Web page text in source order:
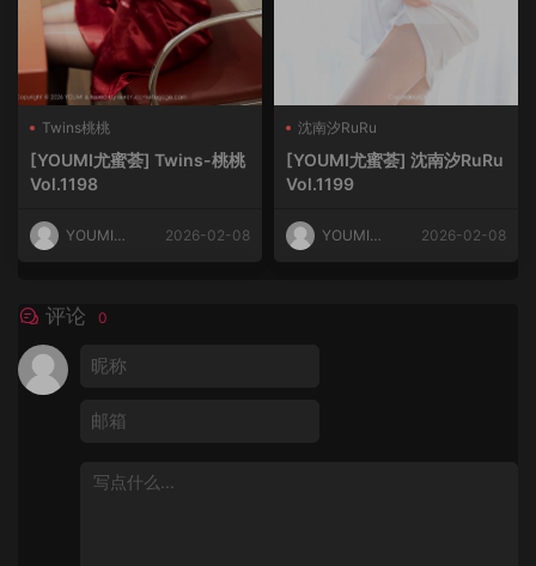
Twins桃桃
[YOUMI尤蜜荟] Twins-桃桃
Vol.1198
YOUMI尤
2026-02-08
沈南汐RuRu
[YOUMI尤蜜荟] 沈南汐RuRu
Vol.1199
YOUMI尤
2026-02-08
评论 0